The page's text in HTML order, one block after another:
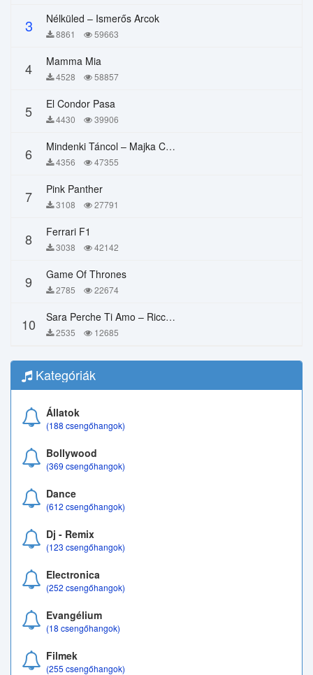
3 Nélküled – Ismerős Arcok
8861 59663
4 Mamma Mia
4528 58857
5 El Condor Pasa
4430 39906
6 Mindenki Táncol – Majka Curtis, Péter Majoros
4356 47355
7 Pink Panther
3108 27791
8 Ferrari F1
3038 42142
9 Game Of Thrones
2785 22674
10 Sara Perche Ti Amo – Ricchi E Poveri
2535 12685
Kategóriák
Állatok
(188 csengőhangok)
Bollywood
(369 csengőhangok)
Dance
(612 csengőhangok)
Dj - Remix
(123 csengőhangok)
Electronica
(252 csengőhangok)
Evangélium
(18 csengőhangok)
Filmek
(255 csengőhangok)